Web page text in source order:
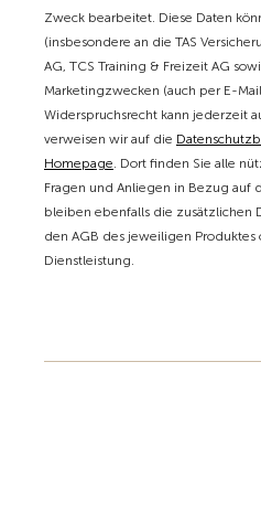
Zweck bearbeitet. Diese Daten
(insbesondere an die TAS
AG, TCS Training & Freizeit AG
Marketingzwecken (auch per E-
Widerspruchsrecht kann jederzeit
verweisen wir auf die
Homepage. Dort finden Sie alle
Fragen und Anliegen in Bezug auf
bleiben ebenfalls die zusätzlichen
den AGB des jeweiligen
Dienstleistung.